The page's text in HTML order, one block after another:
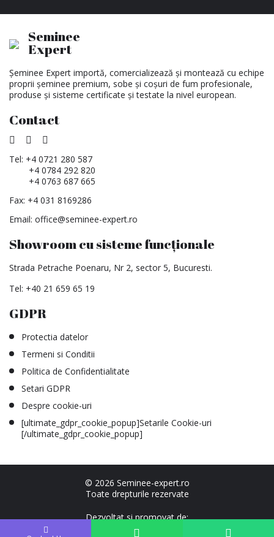
Seminee
Expert
Șeminee Expert importă, comercializează și montează cu echipe
proprii șeminee premium, sobe și coșuri de fum profesionale,
produse și sisteme certificate și testate la nivel european.
Contact
Tel: +4 0721 280 587
+4 0784 292 820
+4 0763 687 665
Fax: +4 031 8169286
Email: office@seminee-expert.ro
Showroom cu sisteme funcționale
Strada Petrache Poenaru, Nr 2, sector 5, Bucuresti.
Tel: +40 21 659 65 19
GDPR
Protectia datelor
Termeni si Conditii
Politica de Confidentialitate
Setari GDPR
Despre cookie-uri
[ultimate_gdpr_cookie_popup]Setarile Cookie-uri
[/ultimate_gdpr_cookie_popup]
© 2026 Seminee-expert.ro
Toate drepturile rezervate
Dezvoltat si promovat de:
Agentia Fortin